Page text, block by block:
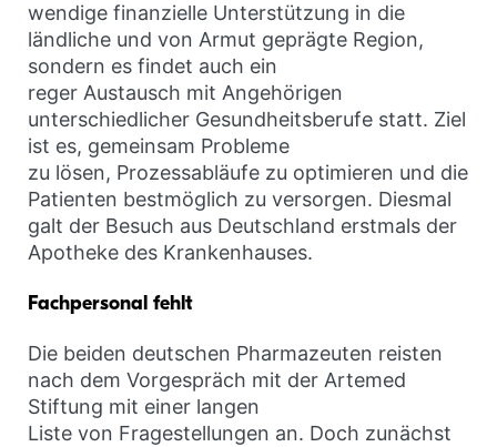
wendige finanzielle Unterstützung in die
ländliche und von Armut geprägte Region,
sondern es findet auch ein
reger Austausch mit Angehörigen
unterschiedlicher Gesundheitsberufe statt. Ziel
ist es, gemeinsam Probleme
zu lösen, Prozessabläufe zu optimieren und die
Patienten bestmöglich zu versorgen. Diesmal
galt der Besuch aus Deutschland erstmals der
Apotheke des Krankenhauses.
Fachpersonal fehlt
Die beiden deutschen Pharmazeuten reisten
nach dem Vorgespräch mit der Artemed
Stiftung mit einer langen
Liste von Fragestellungen an. Doch zunächst